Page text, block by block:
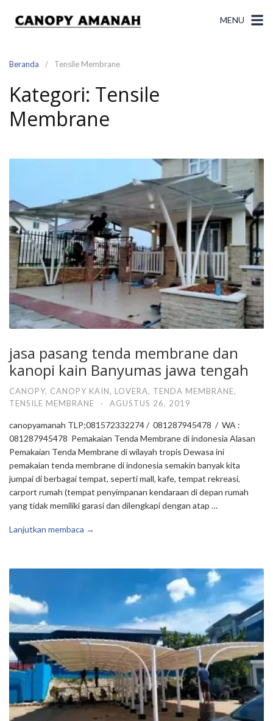
MENU
Beranda Tensile Membrane
Kategori: Tensile
Membrane
jasa pasang tenda membrane dan
kanopi kain Banyumas jawa tengah
CANOPY, CANOPY KAIN, LOVERA, TENDA MEMBRANE,
TENSILE MEMBRANE
· AGUSTUS 26, 2019
canopyamanah TLP;081572332274 / 081287945478 / WA :
081287945478 Pemakaian Tenda Membrane di indonesia Alasan
Pemakaian Tenda Membrane di wilayah tropis Dewasa ini
pemakaian tenda membrane di indonesia semakin banyak kita
jumpai di berbagai tempat, seperti mall, kafe, tempat rekreasi,
carport rumah (tempat penyimpanan kendaraan di depan rumah
yang tidak memiliki garasi dan dilengkapi dengan atap …
Lanjutkan membaca →